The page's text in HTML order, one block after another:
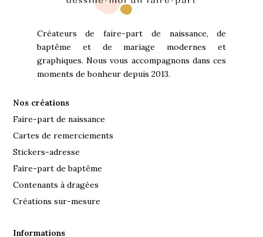
Créateurs de faire-part de naissance, de
baptême et de mariage modernes et
graphiques. Nous vous accompagnons dans ces
moments de bonheur depuis 2013.
Nos créations
Faire-part de naissance
Cartes de remerciements
Stickers-adresse
Faire-part de baptême
Contenants à dragées
Créations sur-mesure
Informations